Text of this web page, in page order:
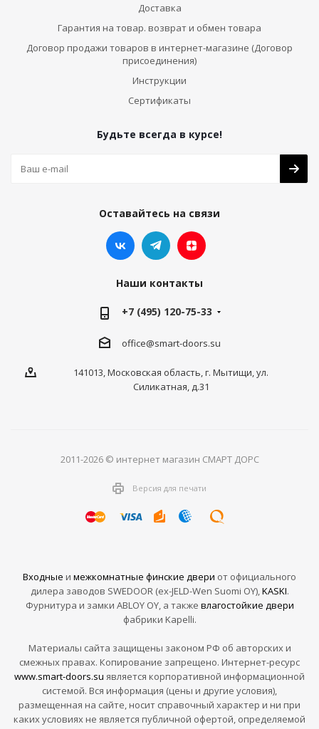
Доставка
Гарантия на товар. возврат и обмен товара
Договор продажи товаров в интернет-магазине (Договор
присоединения)
Инструкции
Сертификаты
Будьте всегда в курсе!
Оставайтесь на связи
Наши контакты
+7 (495) 120-75-33
office@smart-doors.su
141013, Московская область, г. Мытищи, ул.
Силикатная, д.31
2011-2026 © интернет магазин СМАРТ ДОРС
Версия для печати
Входные и межкомнатные финские двери от официального
дилера заводов SWEDOOR (ex-JELD-Wen Suomi OY),KASKI.
Фурнитура и замки ABLOY OY, а также влагостойкие двери
фабрики Kapelli.
Материалы сайта защищены законом РФ об авторских и
смежных правах. Копирование запрещено. Интернет-ресурс
www.smart-doors.su является корпоративной информационной
системой. Вся информация (цены и другие условия),
размещенная на сайте, носит справочный характер и ни при
каких условиях не является публичной офертой, определяемой